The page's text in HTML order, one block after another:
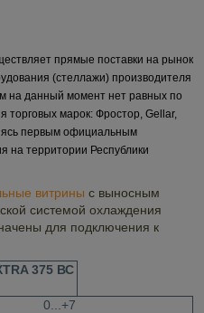
прямые поставки на рынок
(стеллажи) производителя
на данный момент нет равных по
торговых марок: Фростор, Gellar,
первым официальным
на территории Республики
витрины с выносным
системой охлаждения
для подключения к
375 ВС
0...+7